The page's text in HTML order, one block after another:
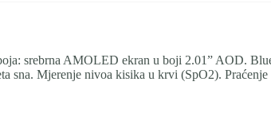
srebrna AMOLED ekran u boji 2.01” AOD.
sna. Mjerenje nivoa kisika u krvi (SpO2).